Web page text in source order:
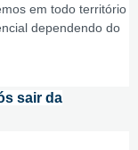
em todo território
dependendo do
sair da